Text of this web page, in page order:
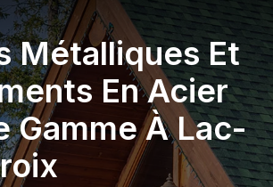
Métalliques Et
En Acier
Gamme À Lac-